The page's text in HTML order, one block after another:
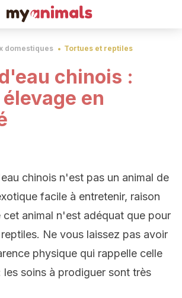
domestiques Tortues et reptiles
chinois :
en
chinois n'est pas un animal de
facile à entretenir, raison
cet animal n'est adéquat que pour
Ne vous laissez pas avoir
physique qui rappelle celle
les soins à prodiguer sont très